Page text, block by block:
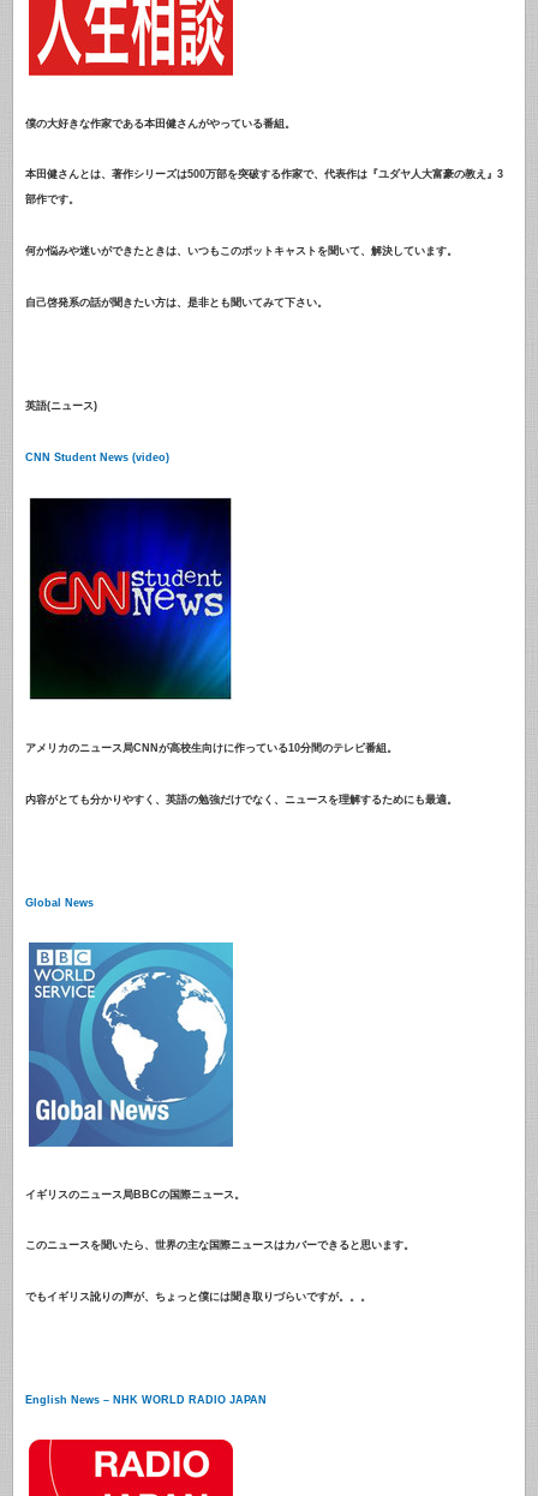
僕の大好きな作家である本田健さんがやっている番組。
本田健さんとは、著作シリーズは500万部を突破する作家で、代表作は『ユダヤ人大富豪の教え』3
部作です。
何か悩みや迷いができたときは、いつもこのポットキャストを聞いて、解決しています。
自己啓発系の話が聞きたい方は、是非とも聞いてみて下さい。
英語(ニュース)
CNN Student News (video)
アメリカのニュース局CNNが高校生向けに作っている10分間のテレビ番組。
内容がとても分かりやすく、英語の勉強だけでなく、ニュースを理解するためにも最適。
Global News
イギリスのニュース局BBCの国際ニュース。
このニュースを聞いたら、世界の主な国際ニュースはカバーできると思います。
でもイギリス訛りの声が、ちょっと僕には聞き取りづらいですが。。。
English News – NHK WORLD RADIO JAPAN